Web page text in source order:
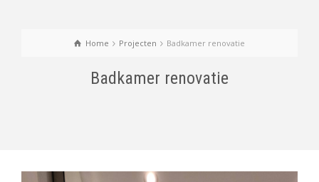
Home Projecten Badkamer renovatie
Badkamer renovatie